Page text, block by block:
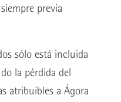
previa
sólo está incluida
la pérdida del
atribuibles a Ágora